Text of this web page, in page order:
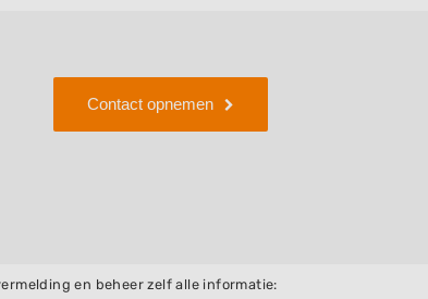
Contact opnemen
en beheer zelf alle informatie: